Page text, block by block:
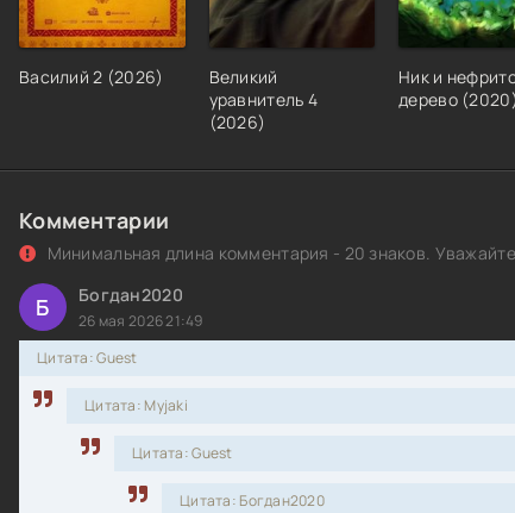
Василий 2 (2026)
Великий
уравнитель 4
(2026)
Ник и
дерево (2020)
Комментарии
Минимальная длина комментария - 20 знаков.
Б Богдан2020
26 мая 2026 21:49
Цитата: Guest
Цитата: Myjaki
Цитата: Guest
Цитата: Богдан2020